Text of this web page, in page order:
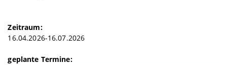
Zeitraum:
16.04.2026-16.07.2026
geplante Termine: